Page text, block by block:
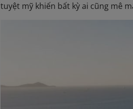
tuyệt mỹ khiến bất kỳ ai cũng mê